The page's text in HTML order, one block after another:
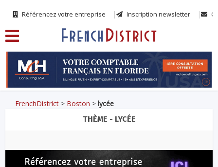
Référencez votre entreprise Inscription newsletter
FrenchDistrict > Boston >lycée
THÈME - LYCÉE